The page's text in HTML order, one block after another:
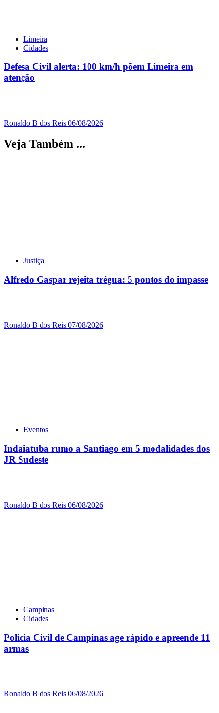
Limeira
Cidades
Defesa Civil alerta: 100 km/h põem Limeira em
atenção
Ronaldo B dos Reis 06/08/2026
Veja Também ...
Justiça
Alfredo Gaspar rejeita trégua: 5 pontos do impasse
Ronaldo B dos Reis 07/08/2026
Eventos
Indaiatuba rumo a Santiago em 5 modalidades dos
JR Sudeste
Ronaldo B dos Reis 06/08/2026
Campinas
Cidades
Policia Civil de Campinas age rápido e apreende 11
armas
Ronaldo B dos Reis 06/08/2026